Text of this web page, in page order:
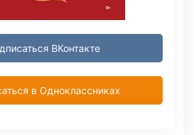
ВКонтакте
в Одноклассниках